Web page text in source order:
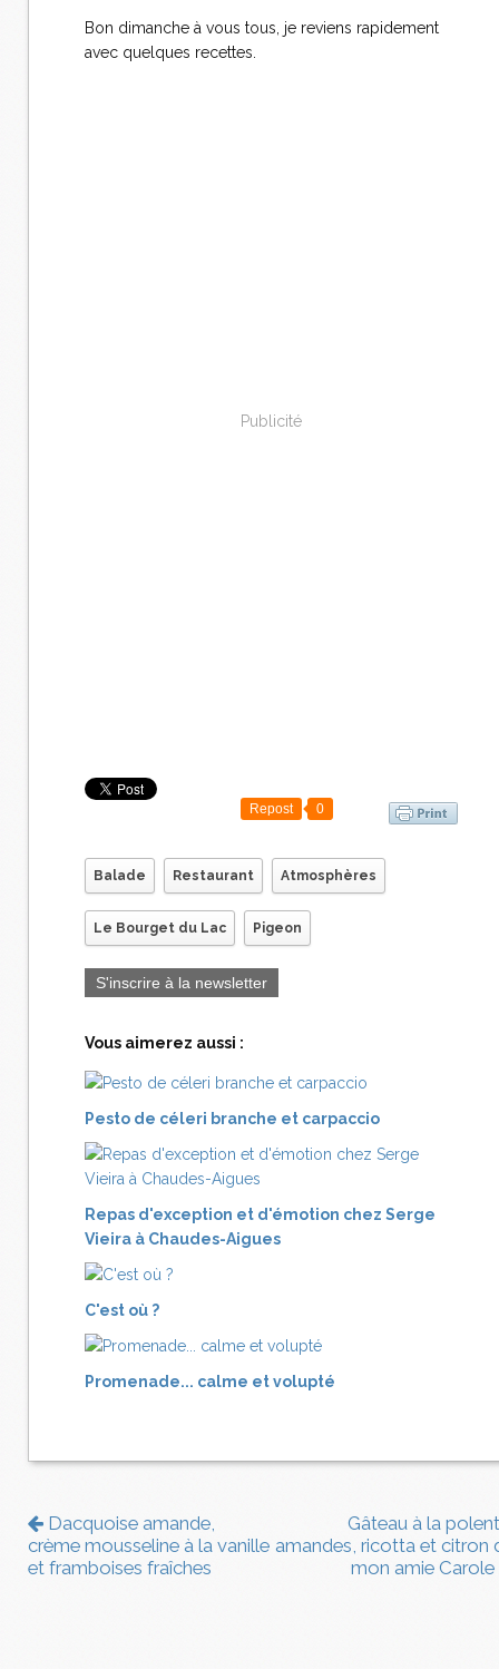
Bon dimanche à vous tous, je reviens rapidement
avec quelques recettes.
Publicité
Repost 0
Balade Restaurant Atmosphères
Le Bourget du Lac Pigeon
S'inscrire à la newsletter
Vous aimerez aussi :
Pesto de céleri branche et carpaccio
Repas d'exception et d'émotion chez Serge
Vieira à Chaudes-Aigues
C'est où ?
Promenade... calme et volupté
Dacquoise amande,
crème mousseline à la vanille
et framboises fraîches
Gâteau à la
amandes, ricotta et citron
mon amie Carole